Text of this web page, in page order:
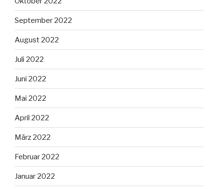
September 2022
August 2022
Juli 2022
Juni 2022
Mai 2022
April 2022
März 2022
Februar 2022
Januar 2022